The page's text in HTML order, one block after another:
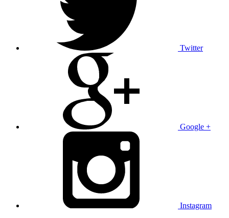
Twitter
Google +
Instagram